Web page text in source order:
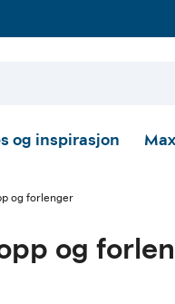
og inspirasjon
og forlenger
og